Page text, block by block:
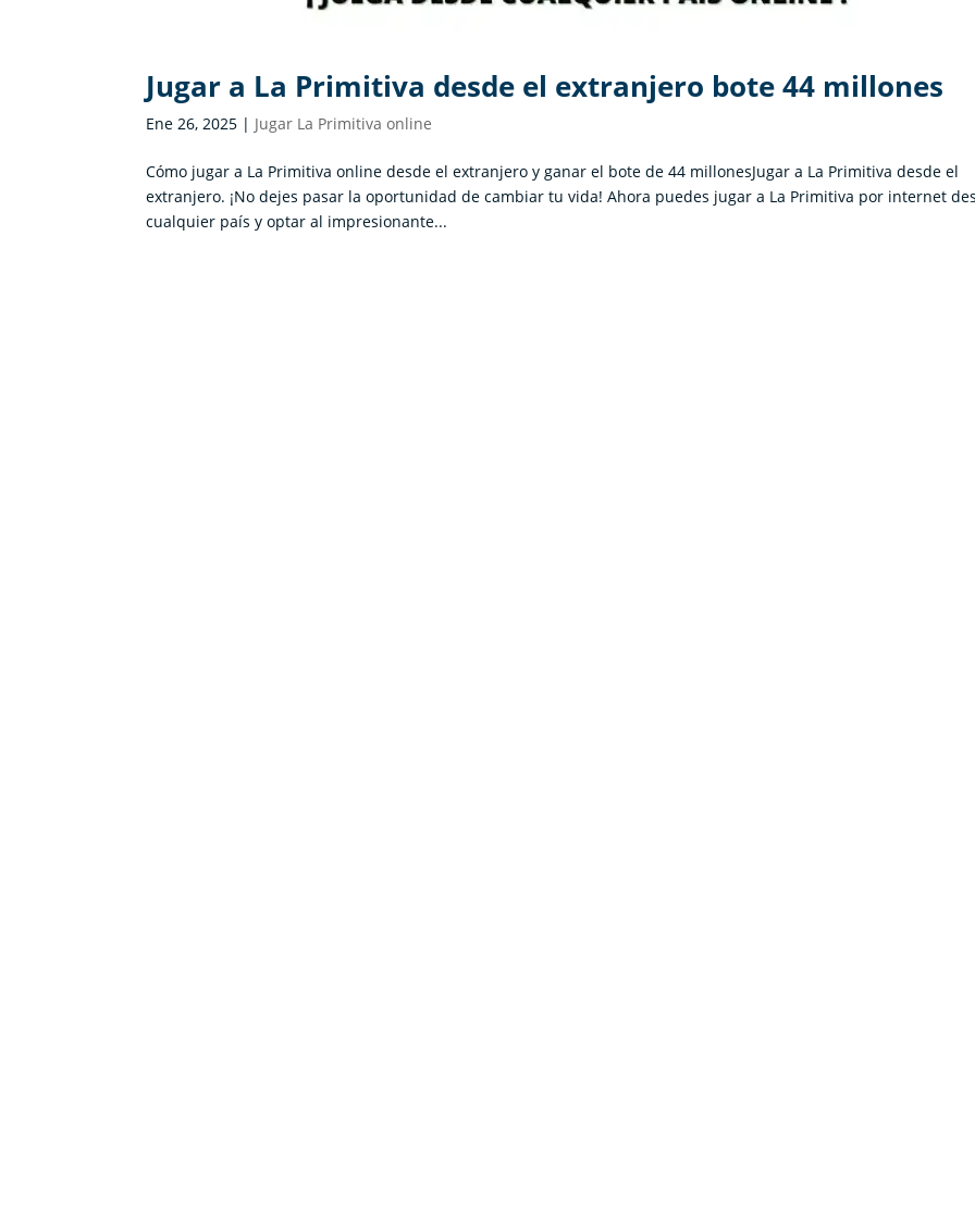
Jugar a La Primitiva desde el extranjero bote 44 millones
Ene 26, 2025 | Jugar La Primitiva online
Cómo jugar a La Primitiva online desde el extranjero y ganar el bote de 44 millonesJugar a La Primitiva desde el
extranjero. ¡No dejes pasar la oportunidad de cambiar tu vida! Ahora puedes jugar a La Primitiva por internet
cualquier país y optar al impresionante...